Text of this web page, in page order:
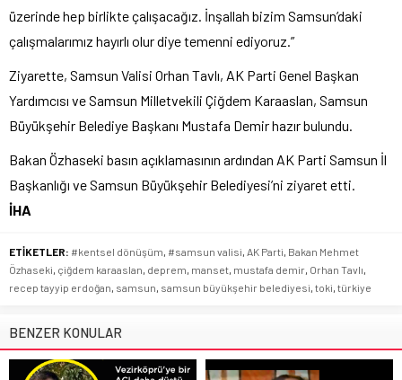
üzerinde hep birlikte çalışacağız. İnşallah bizim Samsun’daki
çalışmalarımız hayırlı olur diye temenni ediyoruz.”
Ziyarette, Samsun Valisi Orhan Tavlı, AK Parti Genel Başkan
Yardımcısı ve Samsun Milletvekili Çiğdem Karaaslan, Samsun
Büyükşehir Belediye Başkanı Mustafa Demir hazır bulundu.
Bakan Özhaseki basın açıklamasının ardından AK Parti Samsun İl
Başkanlığı ve Samsun Büyükşehir Belediyesi’ni ziyaret etti.
İHA
ETİKETLER: #kentsel dönüşüm, #samsun valisi, AK Parti, Bakan Mehmet
Özhaseki, çiğdem karaaslan, deprem, manset, mustafa demir, Orhan Tavlı,
recep tayyip erdoğan, samsun, samsun büyükşehir belediyesi, toki, türkiye
BENZER KONULAR